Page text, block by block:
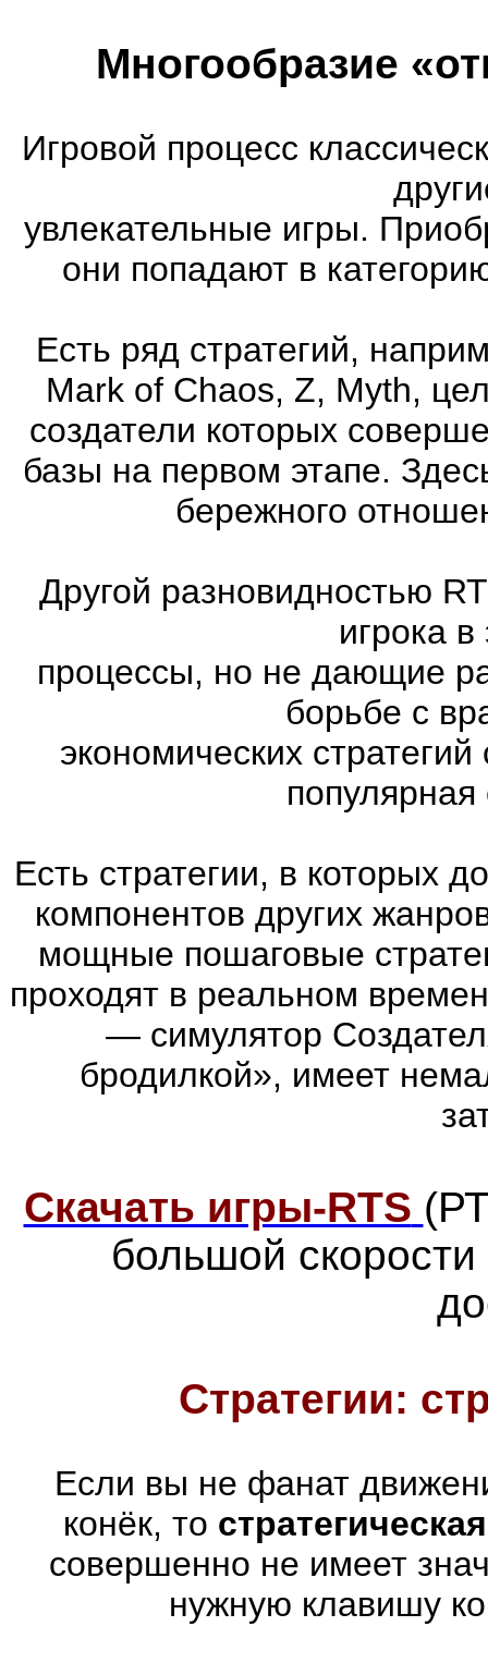
Многообразие
Игровой процесс
увлекательные игры.
они попадают в
Есть ряд стратегий,
Mark of Chaos, Z, Myth,
создатели которых
базы на первом этапе.
бережного
Другой разновидностью
игрока
процессы, но не дающие
борьбе с
экономических
Есть стратегии, в которых
компонентов других
мощные пошаговые
проходят в реальном
— симулятор
бродилкой», имеет
Скачать игры-RTS
большой скорости
Стратегии:
Если вы не фанат
конёк, то
совершенно не имеет
нужную клавишу